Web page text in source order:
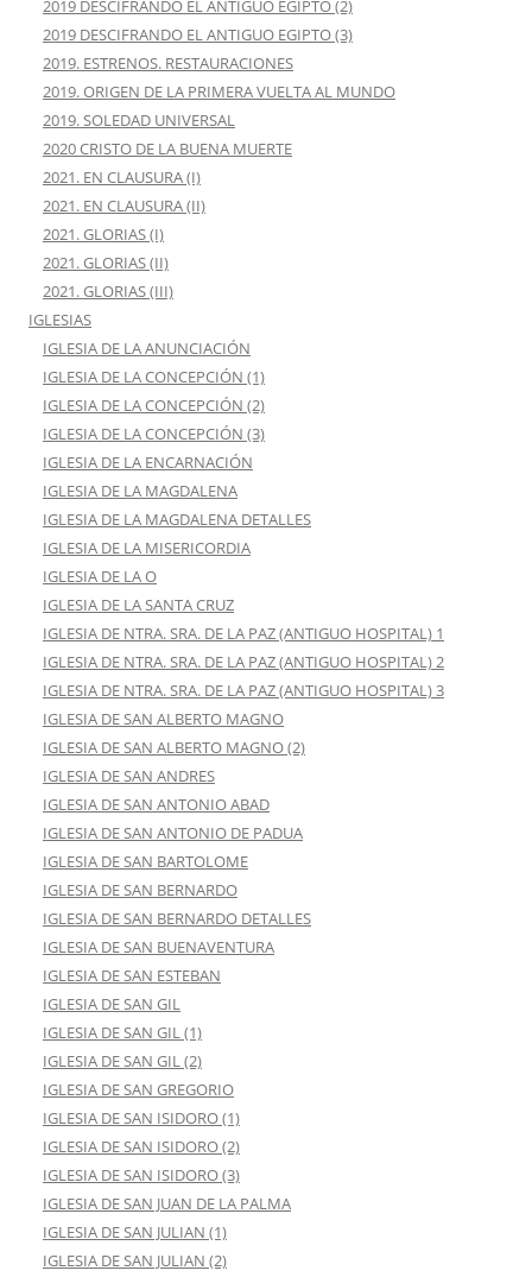
2019 DESCIFRANDO EL ANTIGUO EGIPTO (2)
2019 DESCIFRANDO EL ANTIGUO EGIPTO (3)
2019. ESTRENOS. RESTAURACIONES
2019. ORIGEN DE LA PRIMERA VUELTA AL MUNDO
2019. SOLEDAD UNIVERSAL
2020 CRISTO DE LA BUENA MUERTE
2021. EN CLAUSURA (I)
2021. EN CLAUSURA (II)
2021. GLORIAS (I)
2021. GLORIAS (II)
2021. GLORIAS (III)
IGLESIAS
IGLESIA DE LA ANUNCIACIÓN
IGLESIA DE LA CONCEPCIÓN (1)
IGLESIA DE LA CONCEPCIÓN (2)
IGLESIA DE LA CONCEPCIÓN (3)
IGLESIA DE LA ENCARNACIÓN
IGLESIA DE LA MAGDALENA
IGLESIA DE LA MAGDALENA DETALLES
IGLESIA DE LA MISERICORDIA
IGLESIA DE LA O
IGLESIA DE LA SANTA CRUZ
IGLESIA DE NTRA. SRA. DE LA PAZ (ANTIGUO HOSPITAL) 1
IGLESIA DE NTRA. SRA. DE LA PAZ (ANTIGUO HOSPITAL) 2
IGLESIA DE NTRA. SRA. DE LA PAZ (ANTIGUO HOSPITAL) 3
IGLESIA DE SAN ALBERTO MAGNO
IGLESIA DE SAN ALBERTO MAGNO (2)
IGLESIA DE SAN ANDRES
IGLESIA DE SAN ANTONIO ABAD
IGLESIA DE SAN ANTONIO DE PADUA
IGLESIA DE SAN BARTOLOME
IGLESIA DE SAN BERNARDO
IGLESIA DE SAN BERNARDO DETALLES
IGLESIA DE SAN BUENAVENTURA
IGLESIA DE SAN ESTEBAN
IGLESIA DE SAN GIL
IGLESIA DE SAN GIL (1)
IGLESIA DE SAN GIL (2)
IGLESIA DE SAN GREGORIO
IGLESIA DE SAN ISIDORO (1)
IGLESIA DE SAN ISIDORO (2)
IGLESIA DE SAN ISIDORO (3)
IGLESIA DE SAN JUAN DE LA PALMA
IGLESIA DE SAN JULIAN (1)
IGLESIA DE SAN JULIAN (2)